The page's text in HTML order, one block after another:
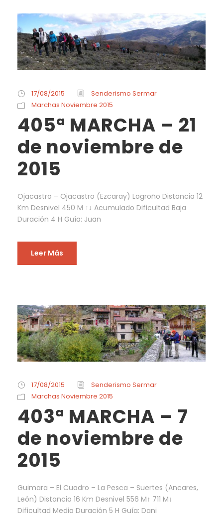
17/08/2015
Senderismo Sermar
Marchas Noviembre 2015
405ª MARCHA – 21
de noviembre de
2015
Ojacastro – Ojacastro (Ezcaray) Logroño Distancia 12
Km Desnivel 450 M ↑↓ Acumulado Dificultad Baja
Duración 4 H Guía: Juan
Leer Más
17/08/2015
Senderismo Sermar
Marchas Noviembre 2015
403ª MARCHA – 7
de noviembre de
2015
Guimara – El Cuadro – La Pesca – Suertes (Ancares,
León) Distancia 16 Km Desnivel 556 M↑ 711 M↓
Dificultad Media Duración 5 H Guía: Dani